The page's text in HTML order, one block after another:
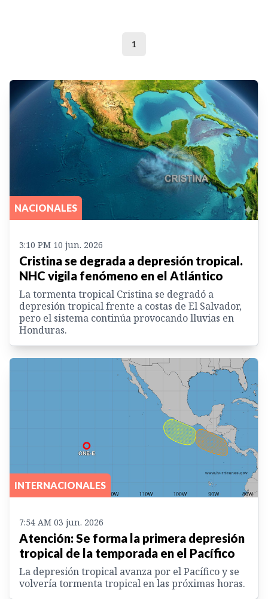
1
NACIONALES
3:10 PM 10 jun. 2026
Cristina se degrada a depresión tropical.
NHC vigila fenómeno en el Atlántico
La tormenta tropical Cristina se degradó a
depresión tropical frente a costas de El Salvador,
pero el sistema continúa provocando lluvias en
Honduras.
INTERNACIONALES
7:54 AM 03 jun. 2026
Atención: Se forma la primera depresión
tropical de la temporada en el Pacífico
La depresión tropical avanza por el Pacífico y se
volvería tormenta tropical en las próximas horas.